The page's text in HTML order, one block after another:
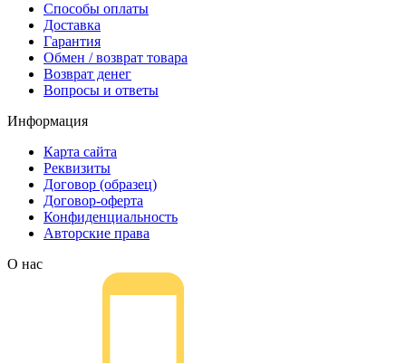
Способы оплаты
Доставка
Гарантия
Обмен / возврат товара
Возврат денег
Вопросы и ответы
Информация
Карта сайта
Реквизиты
Договор (образец)
Договор-оферта
Конфиденциальность
Авторские права
О нас